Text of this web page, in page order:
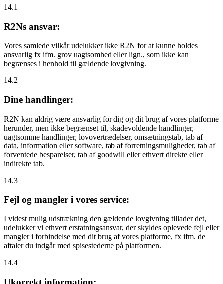
14.1
R2Ns ansvar:
Vores samlede vilkår udelukker ikke R2N for at kunne holdes
ansvarlig fx ifm. grov uagtsomhed eller lign., som ikke kan
begrænses i henhold til gældende lovgivning.
14.2
Dine handlinger:
R2N kan aldrig være ansvarlig for dig og dit brug af vores platforme
herunder, men ikke begrænset til, skadevoldende handlinger,
uagtsomme handlinger, lovovertrædelser, omsætningstab, tab af
data, information eller software, tab af forretningsmuligheder, tab af
forventede besparelser, tab af goodwill eller ethvert direkte eller
indirekte tab.
14.3
Fejl og mangler i vores service:
I videst mulig udstrækning den gældende lovgivning tillader det,
udelukker vi ethvert erstatningsansvar, der skyldes oplevede fejl eller
mangler i forbindelse med dit brug af vores platforme, fx ifm. de
aftaler du indgår med spisestederne på platformen.
14.4
Ukorrekt information: